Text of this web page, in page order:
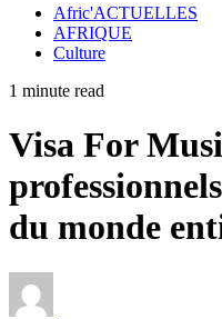
Afric'ACTUELLES
AFRIQUE
Culture
1 minute read
Visa For
du monde